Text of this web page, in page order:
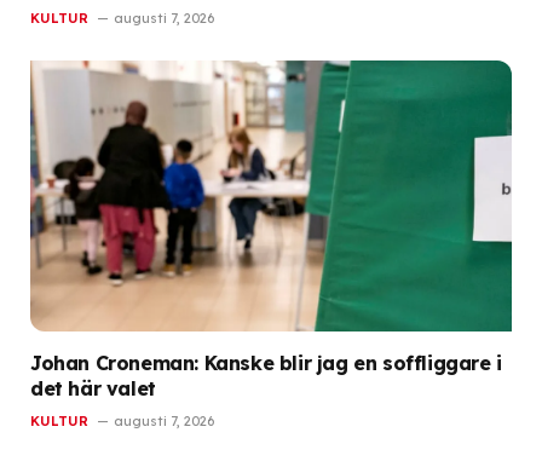
KULTUR augusti 7, 2026
Johan Croneman: Kanske blir jag en soffliggare i
det här valet
KULTUR augusti 7, 2026